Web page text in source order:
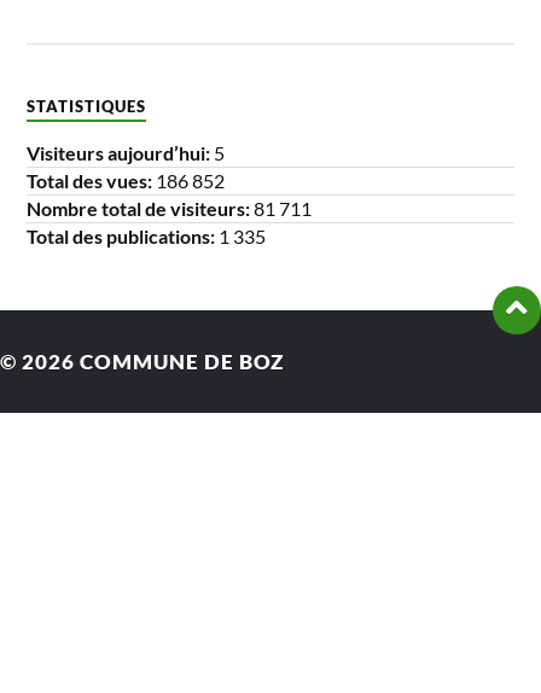
STATISTIQUES
Visiteurs aujourd’hui: 5
Total des vues: 186 852
Nombre total de visiteurs:81 711
Total des publications: 1 335
© 2026 COMMUNE DE BOZ